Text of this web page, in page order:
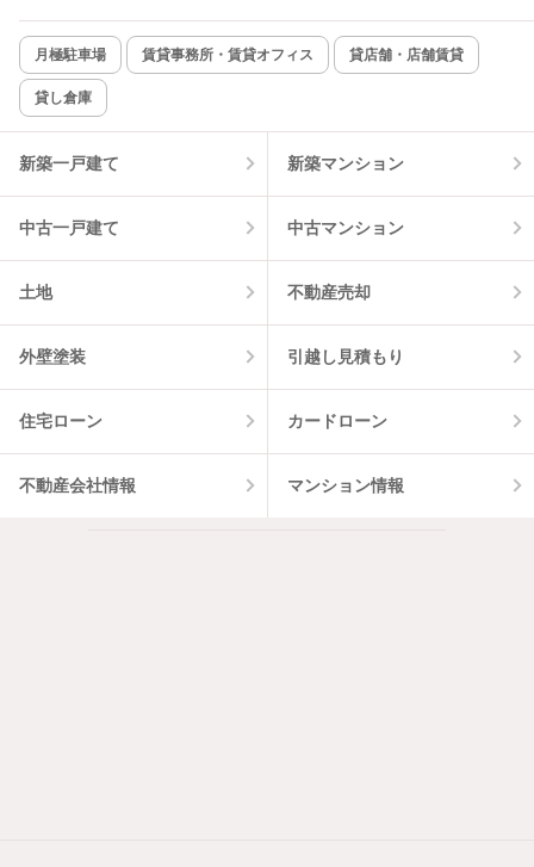
新着のみ インターネット無料
該当件数:
5
月極駐車場 賃貸事務所・賃貸オフィス 貸店舗・店舗賃貸
貸し倉庫
新築一戸建て 新築マンション
中古一戸建て 中古マンション
土地 不動産売却
外壁塗装 引越し見積もり
住宅ローン カードローン
不動産会社情報 マンション情報